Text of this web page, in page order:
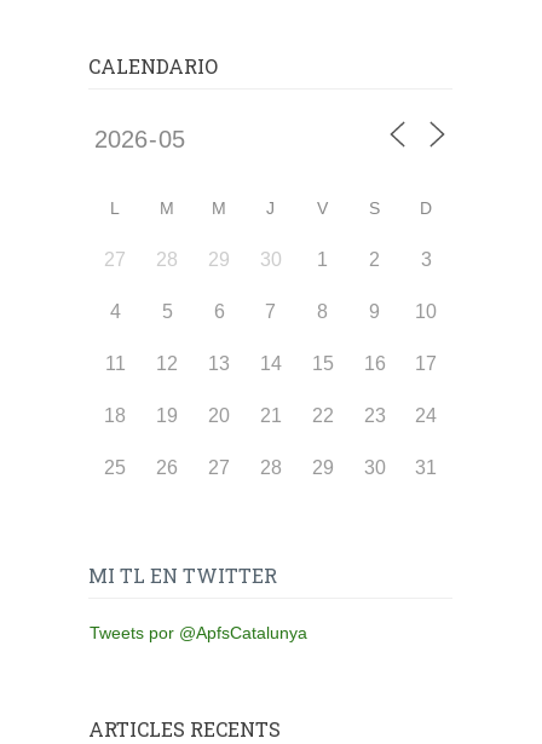
CALENDARIO
L M M J V S D
27 28 29 30 1 2 3
4 5 6 7 8 9 10
11 12 13 14 15 16 17
18 19 20 21 22 23 24
25 26 27 28 29 30 31
MI TL EN TWITTER
Tweets por @ApfsCatalunya
ARTICLES RECENTS